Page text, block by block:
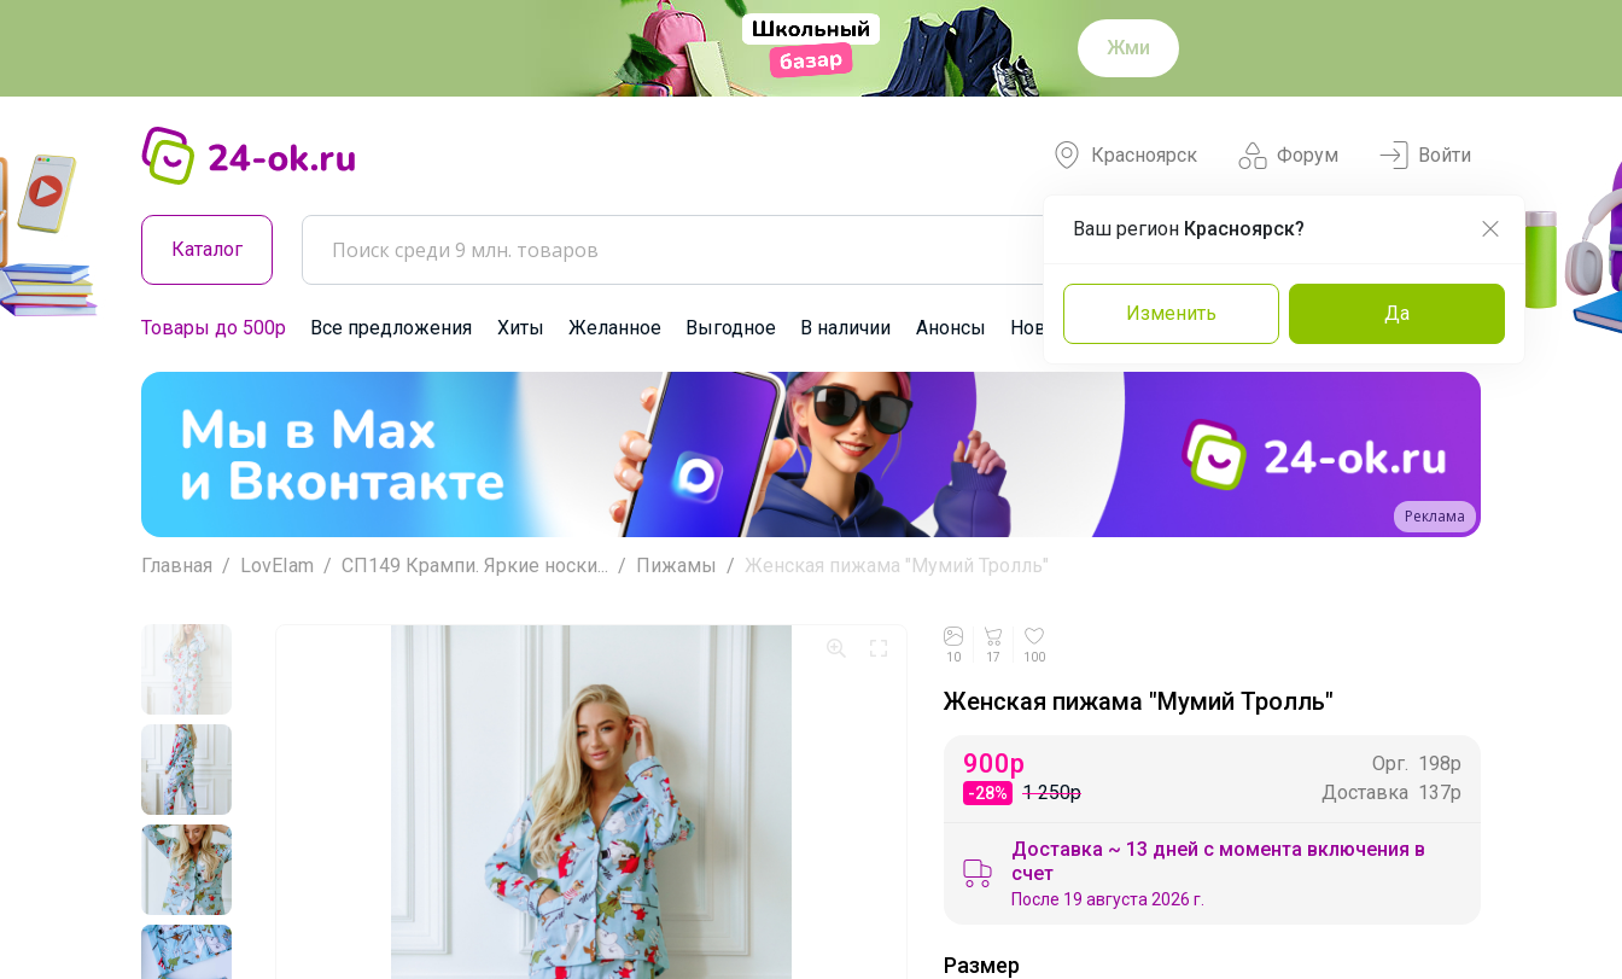
Жми
Форум
Красноярск
Ваш регион Красноярск?
Изменить Да
Войти
Каталог
Товары до 500р Все предложения Хиты Желанное Выгодное В наличии Анонсы Новости Команда Эксперты
Реклама
Главная LovEIam СП149 Крампи. Яркие носки... Пижамы Женская пижама "Мумий Тролль"
10 17 100
Женская пижама "Мумий Тролль"
900р
-28% 1 250р
Орг. 198р
Доставка 137р
Доставка ~ 13 дней с момента включения в
счет
После 19 августа 2026 г.
Размер